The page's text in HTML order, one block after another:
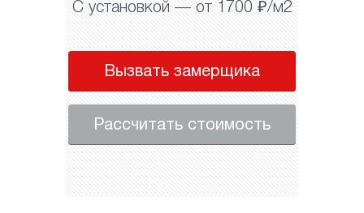
С установкой — от 1700 ₽/м2
Вызвать замерщика
Рассчитать стоимость